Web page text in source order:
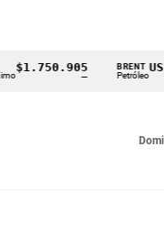
BRENT
Petróleo ▼